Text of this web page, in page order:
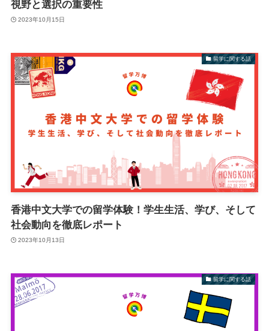
視野と選択の重要性
2023年10月15日
留学に関する話
香港中文大学での留学体験！学生生活、学び、そして
社会動向を徹底レポート
2023年10月13日
留学に関する話